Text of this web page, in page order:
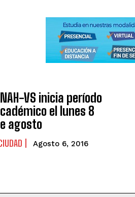
VS inicia período
el lunes 8
agosto
Agosto 6, 2016